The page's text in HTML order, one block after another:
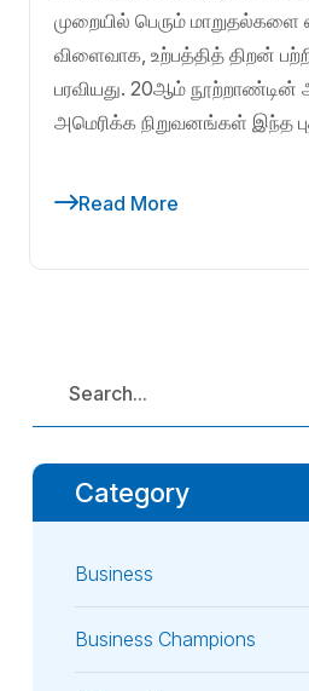
முறையில் பெரும் மாறுதல்களை
விளைவாக, உற்பத்தித் திறன்
பரவியது. 20ஆம்
அமெரிக்க நிறுவனங்கள் இந்த
Read More
Category
Business
Business Champions